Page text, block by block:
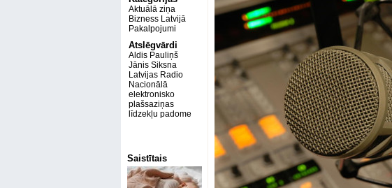
Aktuālā ziņa
Bizness Latvijā
Pakalpojumi
Atslēgvārdi
Aldis Pauliņš
Jānis Siksna
Latvijas Radio
Nacionālā
elektronisko
plašsaziņas
līdzekļu padome
Saistītais